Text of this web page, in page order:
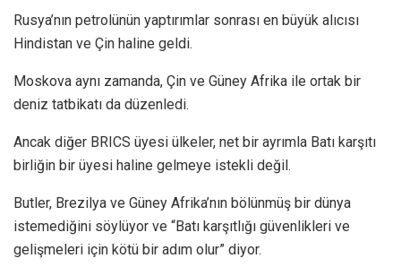
Rusya’nın petrolünün yaptırımlar sonrası en büyük alıcısı
Hindistan ve Çin haline geldi.
Moskova aynı zamanda, Çin ve Güney Afrika ile ortak bir
deniz tatbikatı da düzenledi.
Ancak diğer BRICS üyesi ülkeler, net bir ayrımla Batı karşıtı
birliğin bir üyesi haline gelmeye istekli değil.
Butler, Brezilya ve Güney Afrika’nın bölünmüş bir dünya
istemediğini söylüyor ve “Batı karşıtlığı güvenlikleri ve
gelişmeleri için kötü bir adım olur” diyor.